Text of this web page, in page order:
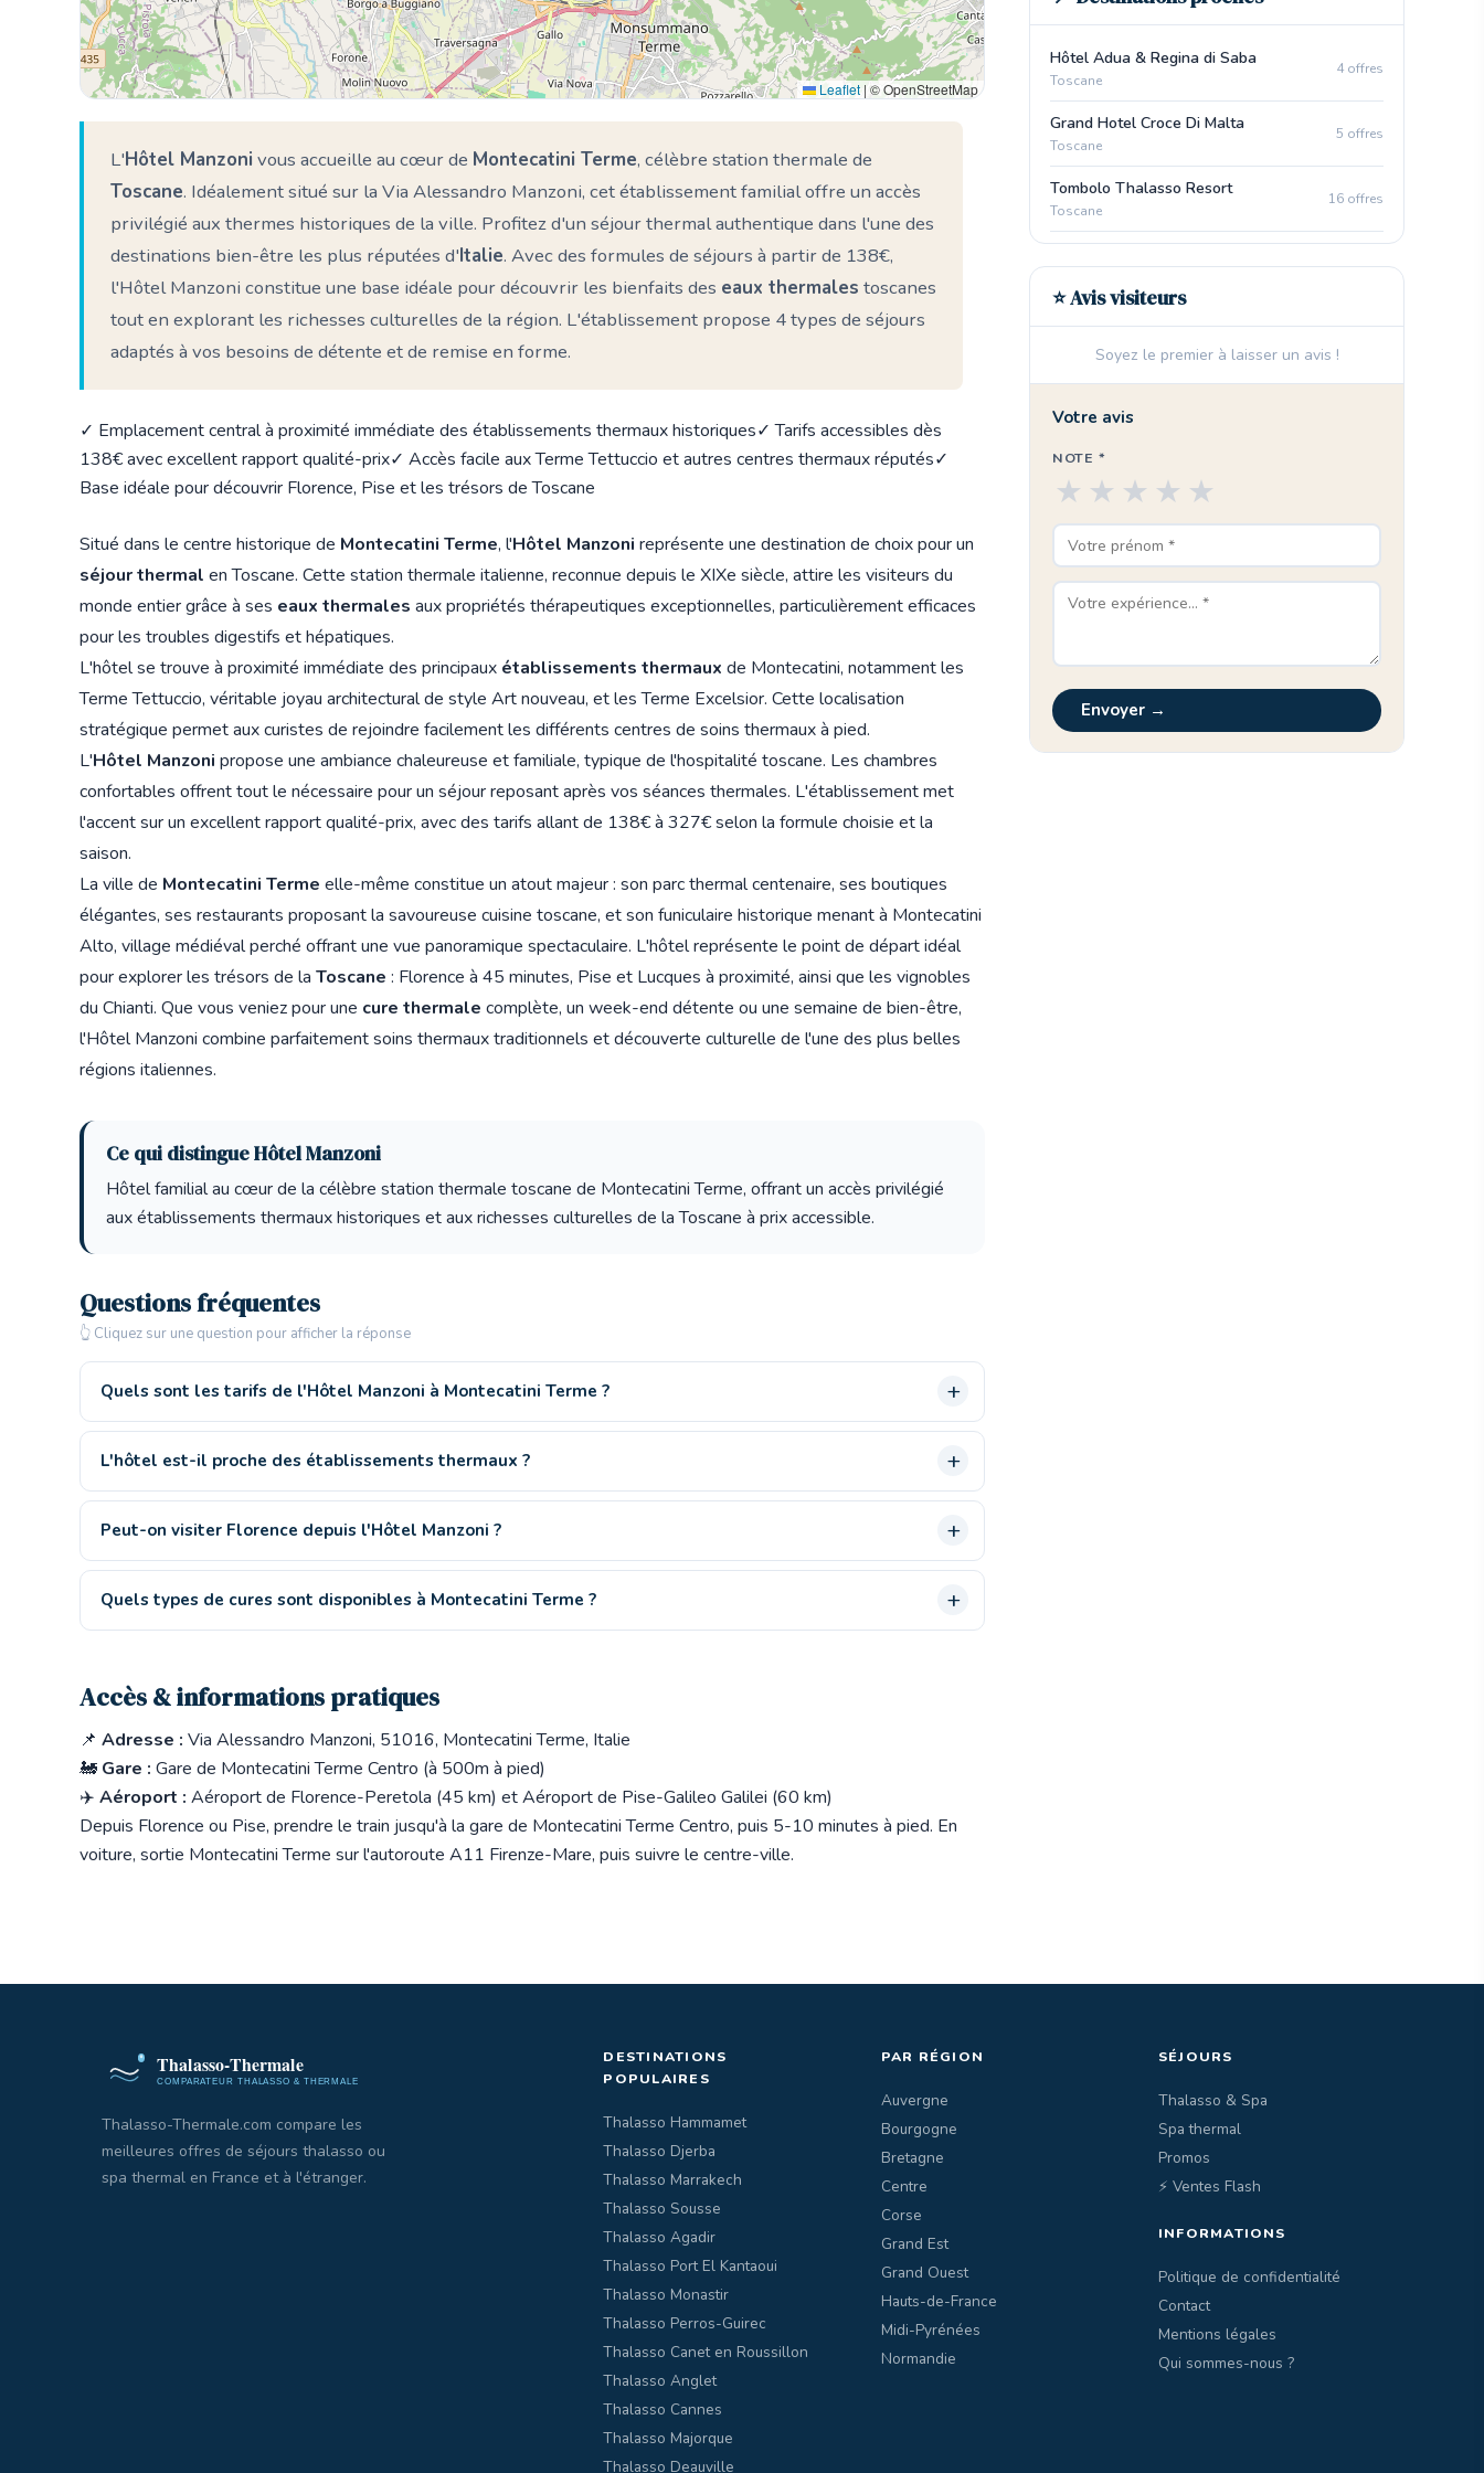
Leaflet | © OpenStreetMap
L'Hôtel Manzoni vous accueille au cœur de Montecatini Terme, célèbre station thermale de
Toscane. Idéalement situé sur la Via Alessandro Manzoni, cet établissement familial offre un accès
privilégié aux thermes historiques de la ville. Profitez d'un séjour thermal authentique dans l'une des
destinations bien-être les plus réputées d'Italie. Avec des formules de séjours à partir de 138€,
l'Hôtel Manzoni constitue une base idéale pour découvrir les bienfaits des eaux thermales toscanes
tout en explorant les richesses culturelles de la région. L'établissement propose 4 types de séjours
adaptés à vos besoins de détente et de remise en forme.
✓ Emplacement central à proximité immédiate des établissements thermaux historiques✓ Tarifs accessibles dès
138€ avec excellent rapport qualité-prix✓ Accès facile aux Terme Tettuccio et autres centres thermaux réputés✓
Base idéale pour découvrir Florence, Pise et les trésors de Toscane
Situé dans le centre historique de Montecatini Terme, l'Hôtel Manzoni représente une destination de choix pour un
séjour thermal en Toscane. Cette station thermale italienne, reconnue depuis le XIXe siècle, attire les visiteurs du
monde entier grâce à ses eaux thermales aux propriétés thérapeutiques exceptionnelles, particulièrement efficaces
pour les troubles digestifs et hépatiques.
L'hôtel se trouve à proximité immédiate des principaux établissements thermaux de Montecatini, notamment les
Terme Tettuccio, véritable joyau architectural de style Art nouveau, et les Terme Excelsior. Cette localisation
stratégique permet aux curistes de rejoindre facilement les différents centres de soins thermaux à pied.
L'Hôtel Manzoni propose une ambiance chaleureuse et familiale, typique de l'hospitalité toscane. Les chambres
confortables offrent tout le nécessaire pour un séjour reposant après vos séances thermales. L'établissement met
l'accent sur un excellent rapport qualité-prix, avec des tarifs allant de 138€ à 327€ selon la formule choisie et la
saison.
La ville de Montecatini Terme elle-même constitue un atout majeur : son parc thermal centenaire, ses boutiques
élégantes, ses restaurants proposant la savoureuse cuisine toscane, et son funiculaire historique menant à Montecatini
Alto, village médiéval perché offrant une vue panoramique spectaculaire. L'hôtel représente le point de départ idéal
pour explorer les trésors de la Toscane : Florence à 45 minutes, Pise et Lucques à proximité, ainsi que les vignobles
du Chianti. Que vous veniez pour une cure thermale complète, un week-end détente ou une semaine de bien-être,
l'Hôtel Manzoni combine parfaitement soins thermaux traditionnels et découverte culturelle de l'une des plus belles
régions italiennes.
Ce qui distingue Hôtel Manzoni
Hôtel familial au cœur de la célèbre station thermale toscane de Montecatini Terme, offrant un accès privilégié
aux établissements thermaux historiques et aux richesses culturelles de la Toscane à prix accessible.
Questions fréquentes
👆 Cliquez sur une question pour afficher la réponse
Quels sont les tarifs de l'Hôtel Manzoni à Montecatini Terme ?
L'hôtel est-il proche des établissements thermaux ?
Peut-on visiter Florence depuis l'Hôtel Manzoni ?
Quels types de cures sont disponibles à Montecatini Terme ?
Accès & informations pratiques
📌 Adresse : Via Alessandro Manzoni, 51016, Montecatini Terme, Italie
🚂 Gare : Gare de Montecatini Terme Centro (à 500m à pied)
✈️ Aéroport : Aéroport de Florence-Peretola (45 km) et Aéroport de Pise-Galileo Galilei (60 km)
Depuis Florence ou Pise, prendre le train jusqu'à la gare de Montecatini Terme Centro, puis 5-10 minutes à pied. En
voiture, sortie Montecatini Terme sur l'autoroute A11 Firenze-Mare, puis suivre le centre-ville.
Hôtel Adua & Regina di Saba
Toscane
4 offres
Grand Hotel Croce Di Malta
Toscane
5 offres
Tombolo Thalasso Resort
Toscane
16 offres
⭐ Avis visiteurs
Soyez le premier à laisser un avis !
Votre avis
NOTE *
★
★
★
★
★
Envoyer →
Thalasso-Thermale.com compare les
meilleures offres de séjours thalasso ou
spa thermal en France et à l'étranger.
DESTINATIONS
POPULAIRES
Thalasso Hammamet
Thalasso Djerba
Thalasso Marrakech
Thalasso Sousse
Thalasso Agadir
Thalasso Port El Kantaoui
Thalasso Monastir
Thalasso Perros-Guirec
Thalasso Canet en Roussillon
Thalasso Anglet
Thalasso Cannes
Thalasso Majorque
Thalasso Deauville
PAR RÉGION
Auvergne
Bourgogne
Bretagne
Centre
Corse
Grand Est
Grand Ouest
Hauts-de-France
Midi-Pyrénées
Normandie
SÉJOURS
Thalasso & Spa
Spa thermal
Promos
⚡ Ventes Flash
INFORMATIONS
Politique de confidentialité
Contact
Mentions légales
Qui sommes-nous ?